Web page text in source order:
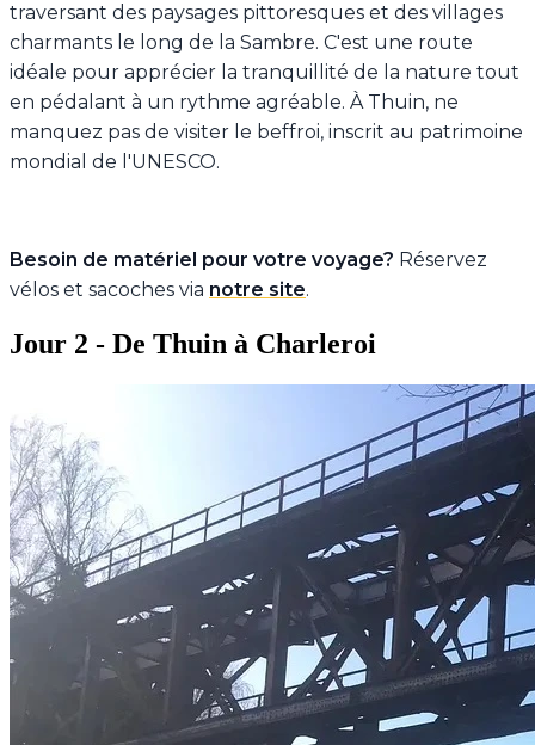
traversant des paysages pittoresques et des villages
charmants le long de la Sambre. C'est une route
idéale pour apprécier la tranquillité de la nature tout
en pédalant à un rythme agréable. À Thuin, ne
manquez pas de visiter le beffroi, inscrit au patrimoine
mondial de l'UNESCO.
Besoin de matériel pour votre voyage? Réservez
vélos et sacoches via notre site.
Jour 2 - De Thuin à Charleroi